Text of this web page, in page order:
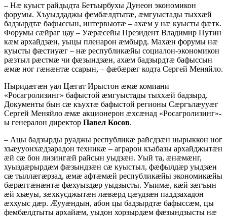
– Нæ куыст райдыдта Бетъырбухы Дунеон экономикон
форумы. Хъуыддаджы фембæлдтытæ, æмгуыстады тыххæй
бадзырдтæ бафыссын, интервьютæ – ахæм у нæ куысты фæтк.
Форумы сæйраг цау – Уæрæсейы Президент Владимир Путин
кæм архайдзæн, уыцы пленарон æмбырд. Махæн форумы нæ
куысты фæстиуæг – нæ республикæйы социалон-экономикон
рæзтыл рæстмæ чи фæзындзæн, ахæм бадзырдтæ бафыссын
æмæ ног гæнæнтæ ссарын, – фæбæрæг кодта Сергей Меняйло.
Ныридæгæн уал Цæгат Ирыстон æмæ компани
«Росагролизинг» бафыстой æмгуыстады тыххæй бадзырд.
Документы бын сæ къухтæ бафыстой регионы Сæргълæууæг
Сергей Меняйло æмæ акционерон æхсæнад «Росагролизинг»-
ы генералон директор Павел Косов.
– Ацы бадзырды руаджы республикæ райсдзæн нырыккон ног
хъæууонхæдзарадон техникæ – аграрон къабазы архайджытæн
æй сæ бон лизингæй райсын уыдзæн. Уый та, æнæмæнг,
хуыздæрырдæм фæзындзæн сæ куыстыл, фæфылдæр уыдзæн
сæ тыллæгæрзад, æмæ афтæмæй республикæйы экономикæйы
бæрæггæнæнтæ фæхуыздæр уыдзысты. Уыимæ, кæй зæгъын
æй хъæуы, зæхкусджытæн лæвæрд цæудзæн паддзахадон
æххуыс дæр. Æууæндын, абон цы бадзырдтæ бафыссæм, цы
фембæлдтыты архайæм, уыдон хорзырдæм фæзындзысты нæ